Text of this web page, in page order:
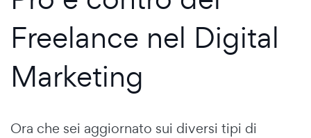
Freelance nel Digital
Marketing
Ora che sei aggiornato sui diversi tipi di